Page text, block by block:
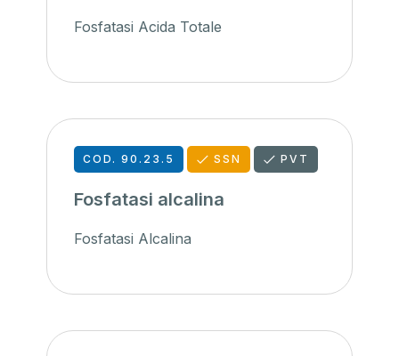
Fosfatasi Acida Totale
COD. 90.23.5 SSN PVT
Fosfatasi alcalina
Fosfatasi Alcalina